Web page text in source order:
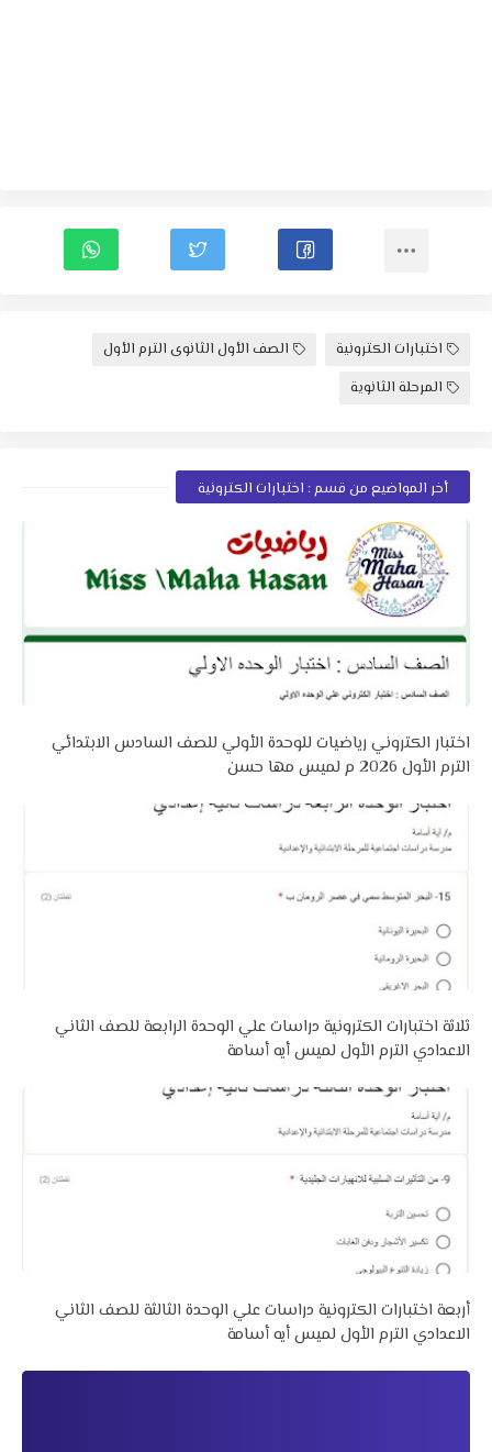
اختبارات الكترونية
الصف الأول الثانوى الترم الأول
المرحلة الثانوية
أخر المواضيع من قسم : اختبارات الكترونية
اختبار الكتروني رياضيات للوحدة الأولي للصف السادس الابتدائي
الترم الأول 2026 م لميس مها حسن
ثلاثة اختبارات الكترونية دراسات علي الوحدة الرابعة للصف الثاني
الاعدادي الترم الأول لميس أيه أسامة
أربعة اختبارات الكترونية دراسات علي الوحدة الثالثة للصف الثاني
الاعدادي الترم الأول لميس أيه أسامة